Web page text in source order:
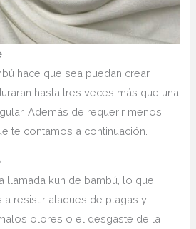
hace que sea puedan crear
hasta tres veces más que una
Además de requerir menos
te contamos a continuación.
llamada kun de bambú, lo que
a resistir ataques de plagas y
olores o el desgaste de la